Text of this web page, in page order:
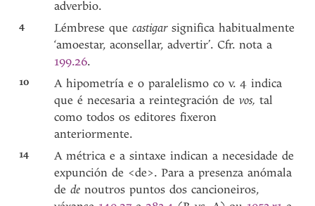
adverbio.
4 Lémbrese quecastigarsignifica habitualmente
‘amoestar, aconsellar, advertir’. Cfr. nota a
199.26.
10
A hipometría e o paralelismo co v. 4 indica
que é necesaria a reintegración devos, tal
como todos os editores fixeron
anteriormente.
14
A métrica e a sintaxe indican a necesidade de
expunción de <de>. Para a presenza anómala
dede noutros puntos dos cancioneiros,